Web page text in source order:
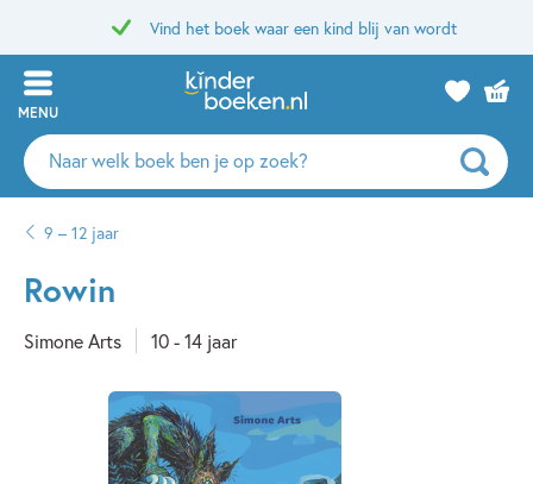
Vind het boek waar een kind blij van wordt
MENU
Zoeken
naar
auteurs
uitgevers
9 – 12 jaar
Rowin
Simone Arts 10 - 14 jaar